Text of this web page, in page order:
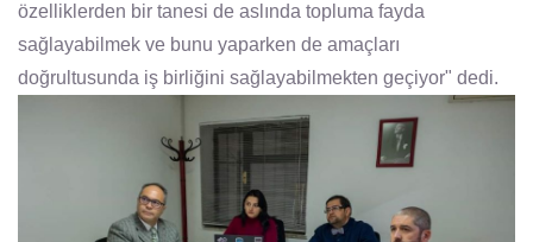
özelliklerden bir tanesi de aslında topluma fayda
sağlayabilmek ve bunu yaparken de amaçları
doğrultusunda iş birliğini sağlayabilmekten geçiyor" dedi.